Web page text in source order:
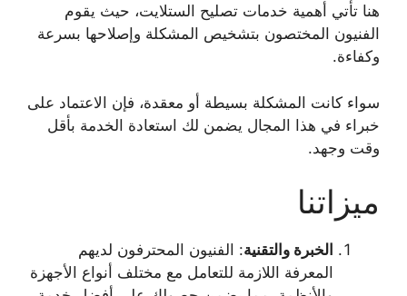
هنا تأتي أهمية خدمات تصليح الستلايت، حيث يقوم
الفنيون المختصون بتشخيص المشكلة وإصلاحها بسرعة
وكفاءة.
سواء كانت المشكلة بسيطة أو معقدة، فإن الاعتماد على
خبراء في هذا المجال يضمن لك استعادة الخدمة بأقل
وقت وجهد.
ميزاتنا
الخبرة والتقنية: الفنيون المحترفون لديهم
المعرفة اللازمة للتعامل مع مختلف أنواع الأجهزة